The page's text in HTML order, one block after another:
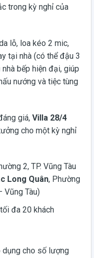
trong kỳ nghỉ của
lỗ, loa kéo 2 mic,
tại nhà (có thể đậu 3
bếp hiện đại, giúp
nướng và tiệc tùng
giá, Villa 28/4
cho một kỳ nghỉ
2, TP. Vũng Tàu
Long Quân, Phường
Vũng Tàu)
đa 20 khách
dụng cho số lượng